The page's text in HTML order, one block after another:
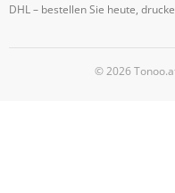
DHL – bestellen Sie heute,
© 2026